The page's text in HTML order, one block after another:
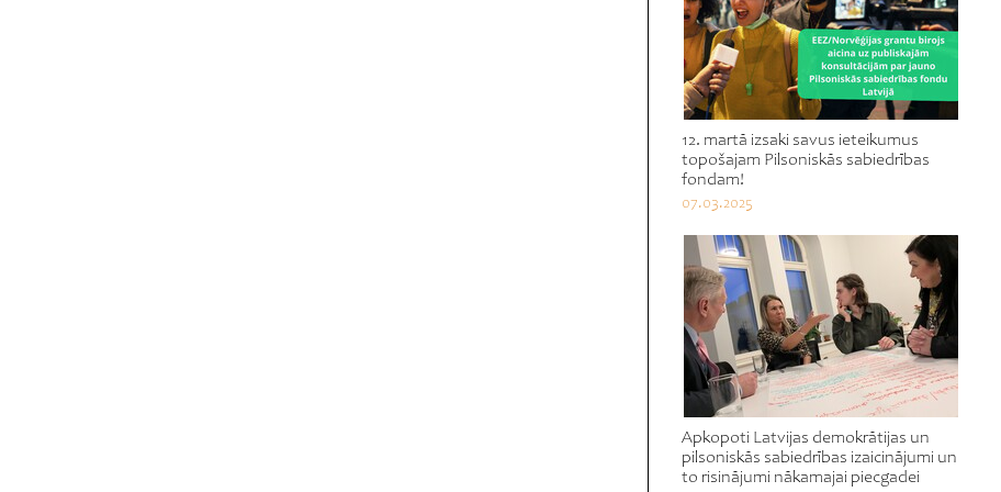
12. martā izsaki savus ieteikumus
topošajam Pilsoniskās sabiedrības
fondam!
07.03.2025
Apkopoti Latvijas demokrātijas un
pilsoniskās sabiedrības izaicinājumi un
to risinājumi nākamajai piecgadei